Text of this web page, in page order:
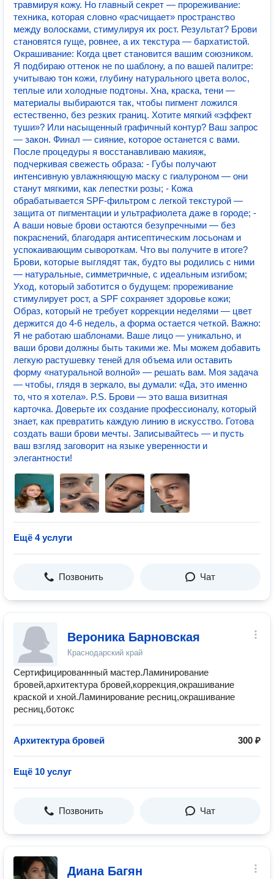
травмируя кожу. Но главный секрет — прореживание:
техника, которая словно «расчищает» пространство
между волосками, стимулируя их рост. Результат? Брови
становятся гуще, ровнее, а их текстура — бархатистой.
Окрашивание: Когда цвет становится вашим союзником.
Я подбираю оттенок не по шаблону, а по вашей палитре:
учитываю тон кожи, глубину натурального цвета волос,
теплые или холодные подтоны. Хна, краска, тени —
материалы выбираются так, чтобы пигмент ложился
естественно, без резких границ. Хотите мягкий «эффект
туши»? Или насыщенный графичный контур? Ваш запрос
— закон. Финал — сияние, которое останется с вами.
После процедуры я восстанавливаю макияж,
подчеркивая свежесть образа: - Губы получают
интенсивную увлажняющую маску с гиалуроном — они
станут мягкими, как лепестки розы; - Кожа
обрабатывается SPF-фильтром с легкой текстурой —
защита от пигментации и ультрафиолета даже в городе; -
А ваши новые брови остаются безупречными — без
покраснений, благодаря антисептическим лосьонам и
успокаивающим сывороткам. Что вы получите в итоге?
Брови, которые выглядят так, будто вы родились с ними
— натуральные, симметричные, с идеальным изгибом;
Уход, который заботится о будущем: прореживание
стимулирует рост, а SPF сохраняет здоровье кожи;
Образ, который не требует коррекции неделями — цвет
держится до 4-6 недель, а форма остается четкой. Важно:
Я не работаю шаблонами. Ваше лицо — уникально, и
ваши брови должны быть такими же. Мы можем добавить
легкую растушевку теней для объема или оставить
форму «натуральной волной» — решать вам. Моя задача
— чтобы, глядя в зеркало, вы думали: «Да, это именно
то, что я хотела». P.S. Брови — это ваша визитная
карточка. Доверьте их создание профессионалу, который
знает, как превратить каждую линию в искусство. Готова
создать ваши брови мечты. Записывайтесь — и пусть
ваш взгляд заговорит на языке уверенности и
элегантности!
Ещё 4 услуги
Позвонить Чат
Вероника Барновская
Краснодарский край
Сертифицированнный мастер.Ламинирование
бровей,архитектура бровей,коррекция,окрашивание
краской и хной.Ламинирование ресниц,окрашивание
ресниц,ботокс
Архитектура бровей 300 ₽
Ещё 10 услуг
Позвонить Чат
Диана Багян